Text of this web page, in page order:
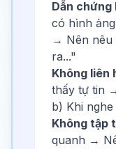
Dẫn chứng
có hình
→ Nên nêu
ra..."
Không liên
thấy tự tin
b) Khi nghe
Không tập
quanh →